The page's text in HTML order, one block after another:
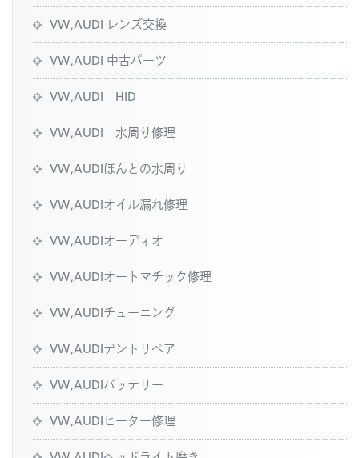
VW,AUDI レンズ交換
VW,AUDI 中古パーツ
VW,AUDI HID
VW,AUDI 水周り修理
VW,AUDIほんとの水周り
VW,AUDIオイル漏れ修理
VW,AUDIオーディオ
VW,AUDIオートマチック修理
VW,AUDIチューニング
VW,AUDIデントリペア
VW,AUDIバッテリー
VW,AUDIヒーター修理